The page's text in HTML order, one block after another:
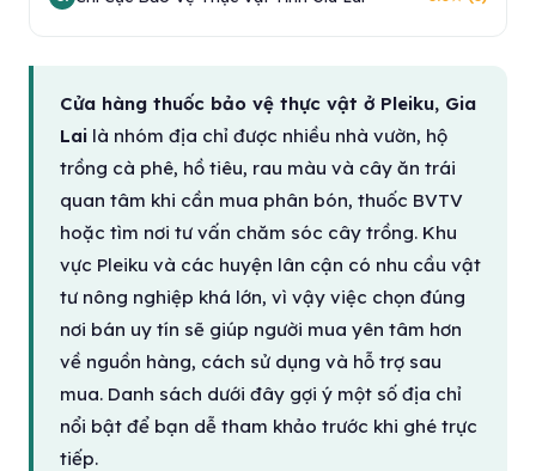
Cửa hàng thuốc bảo vệ thực vật ở Pleiku, Gia
Lai là nhóm địa chỉ được nhiều nhà vườn, hộ
trồng cà phê, hồ tiêu, rau màu và cây ăn trái
quan tâm khi cần mua phân bón, thuốc BVTV
hoặc tìm nơi tư vấn chăm sóc cây trồng. Khu
vực Pleiku và các huyện lân cận có nhu cầu vật
tư nông nghiệp khá lớn, vì vậy việc chọn đúng
nơi bán uy tín sẽ giúp người mua yên tâm hơn
về nguồn hàng, cách sử dụng và hỗ trợ sau
mua. Danh sách dưới đây gợi ý một số địa chỉ
nổi bật để bạn dễ tham khảo trước khi ghé trực
tiếp.